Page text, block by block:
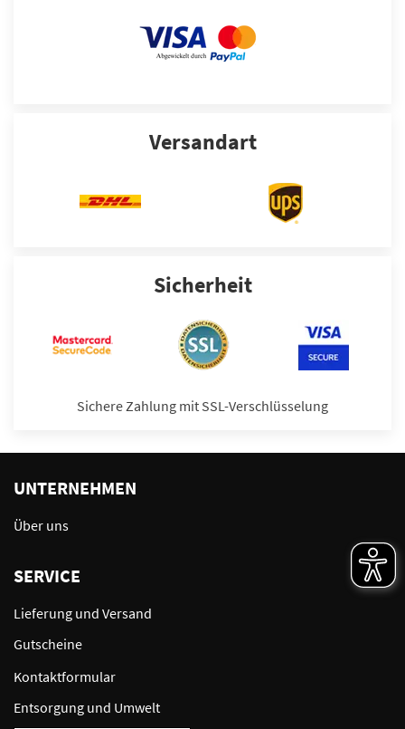
Versandart
Sicherheit
Sichere Zahlung mit SSL-Verschlüsselung
UNTERNEHMEN
Über uns
SERVICE
Lieferung und Versand
Gutscheine
Kontaktformular
Entsorgung und Umwelt